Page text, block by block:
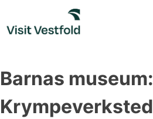
content
Barnas museum:
Krympeverksted